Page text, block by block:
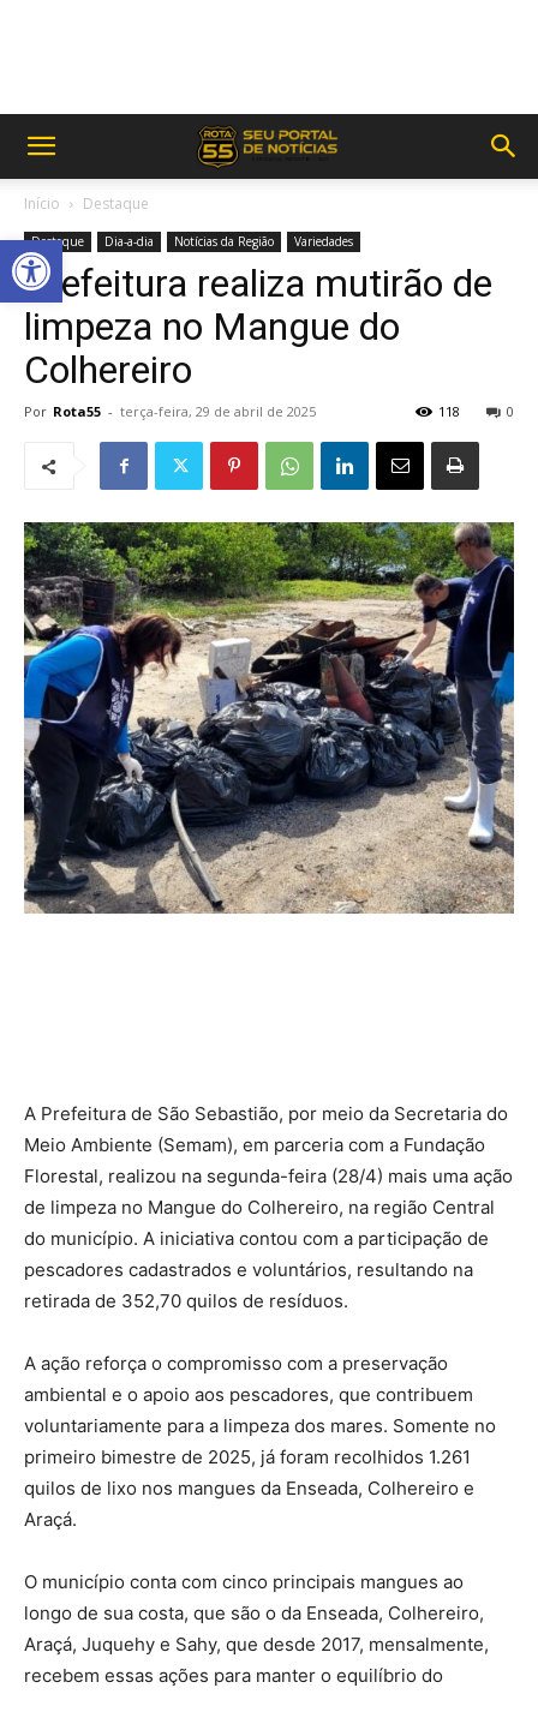
Abrir a barra de ferramentas
Início Destaque
Destaque Dia-a-dia Notícias da Região Variedades
Prefeitura realiza mutirão de
limpeza no Mangue do
Colhereiro
Por Rota55 - terça-feira, 29 de abril de 2025 0
118
A Prefeitura de São Sebastião, por meio da Secretaria do
Meio Ambiente (Semam), em parceria com a Fundação
Florestal, realizou na segunda-feira (28/4) mais uma ação
de limpeza no Mangue do Colhereiro, na região Central
do município. A iniciativa contou com a participação de
pescadores cadastrados e voluntários, resultando na
retirada de 352,70 quilos de resíduos.
A ação reforça o compromisso com a preservação
ambiental e o apoio aos pescadores, que contribuem
voluntariamente para a limpeza dos mares. Somente no
primeiro bimestre de 2025, já foram recolhidos 1.261
quilos de lixo nos mangues da Enseada, Colhereiro e
Araçá.
O município conta com cinco principais mangues ao
longo de sua costa, que são o da Enseada, Colhereiro,
Araçá, Juquehy e Sahy, que desde 2017, mensalmente,
recebem essas ações para manter o equilíbrio do